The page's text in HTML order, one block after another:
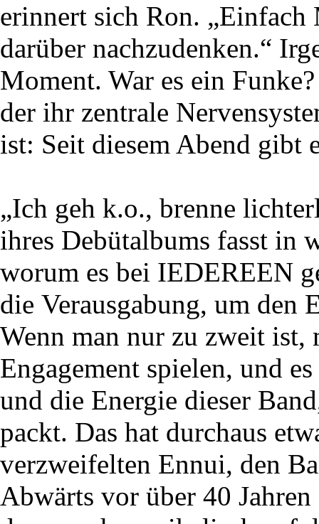
erinnert sich Ron.
darüber nachzudenken.“
Moment. War es ein
der ihr zentrale
ist: Seit diesem Abend gibt
„Ich geh k.o., brenne
ihres Debütalbums fasst in
worum es bei IEDEREEN
die Verausgabung, um den
Wenn man nur zu zweit ist,
Engagement spielen, und
und die Energie dieser
packt. Das hat durchaus
verzweifelten Ennui, den
Abwärts vor über 40